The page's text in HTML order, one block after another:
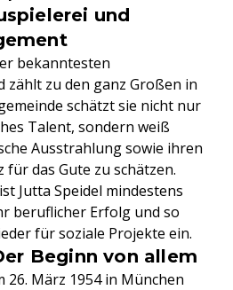
und
bekanntesten
zählt zu den ganz Großen in
schätzt sie nicht nur
Talent, sondern weiß
Ausstrahlung sowie ihren
das Gute zu schätzen.
Jutta Speidel mindestens
beruflicher Erfolg und so
für soziale Projekte ein.
Beginn von allem
26. März 1954 in München